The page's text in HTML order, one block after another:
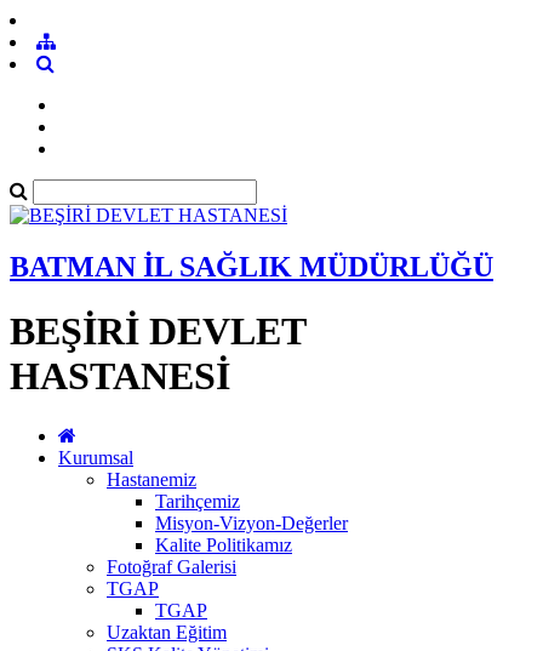
BATMAN İL SAĞLIK MÜDÜRLÜĞÜ
BEŞİRİ DEVLET
HASTANESİ
Kurumsal
Hastanemiz
Tarihçemiz
Misyon-Vizyon-Değerler
Kalite Politikamız
Fotoğraf Galerisi
TGAP
TGAP
Uzaktan Eğitim